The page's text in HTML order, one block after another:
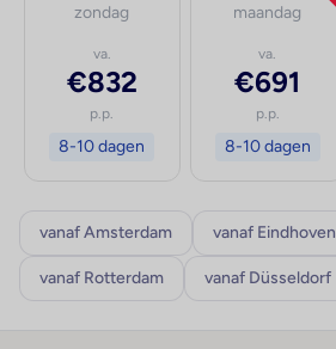
zondag
va.
€832
p.p.
8-10 dagen
maandag
va.
€691
p.p.
8-10 dagen
vanaf Amsterdam vanaf Eindhoven
vanaf Rotterdam vanaf Düsseldorf